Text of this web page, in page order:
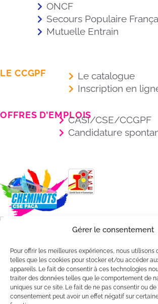
Gérer le consentement
Pour offrir les meilleures expériences, nous utilisons
telles que les cookies pour stocker et/ou accéder
appareils. Le fait de consentir à ces technologies
traiter des données telles que le comportement de
uniques sur ce site. Le fait de ne pas consentir ou
consentement peut avoir un effet négatif sur
ONCF
Secours Populaire
Mutuelle Entrain
LE CCGPF
Le catalogue
Inscription en
OFFRES D’EMPLOISCASI/CSE/CCGPF
Candidature